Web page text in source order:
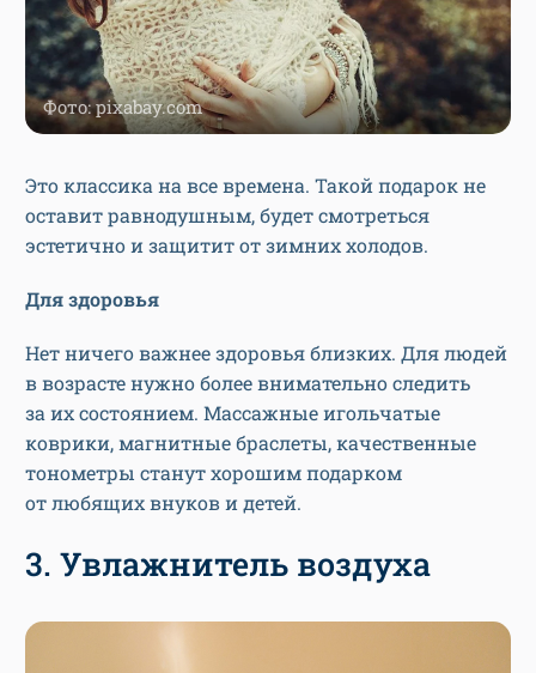
Фото: pixabay.com
Это классика на все времена. Такой подарок не
оставит равнодушным, будет смотреться
эстетично и защитит от зимних холодов.
Для здоровья
Нет ничего важнее здоровья близких. Для людей
в возрасте нужно более внимательно следить
за их состоянием. Массажные игольчатые
коврики, магнитные браслеты, качественные
тонометры станут хорошим подарком
от любящих внуков и детей.
3. Увлажнитель воздуха